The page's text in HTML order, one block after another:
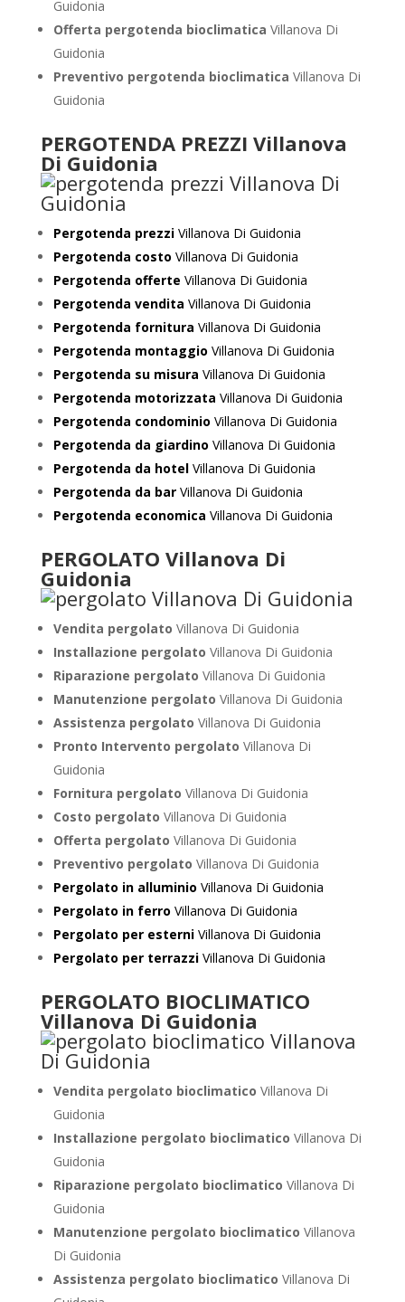
Guidonia
Offerta pergotenda bioclimatica Villanova Di
Guidonia
Preventivo pergotenda bioclimatica Villanova Di
Guidonia
PERGOTENDA PREZZI Villanova
Di Guidonia
Pergotenda prezziVillanova Di Guidonia
Pergotenda costo Villanova Di Guidonia
Pergotenda offerte Villanova Di Guidonia
Pergotenda vendita Villanova Di Guidonia
Pergotenda fornitura Villanova Di Guidonia
Pergotenda montaggio Villanova Di Guidonia
Pergotenda su misura Villanova Di Guidonia
Pergotenda motorizzata Villanova Di Guidonia
Pergotenda condominio Villanova Di Guidonia
Pergotenda da giardino Villanova Di Guidonia
Pergotenda da hotelVillanova Di Guidonia
Pergotenda da barVillanova Di Guidonia
Pergotenda economica Villanova Di Guidonia
PERGOLATO Villanova Di
Guidonia
Vendita pergolato Villanova Di Guidonia
Installazione pergolato Villanova Di Guidonia
Riparazione pergolato Villanova Di Guidonia
Manutenzione pergolato Villanova Di Guidonia
Assistenza pergolato Villanova Di Guidonia
Pronto Intervento pergolato Villanova Di
Guidonia
Fornitura pergolato Villanova Di Guidonia
Costo pergolato Villanova Di Guidonia
Offerta pergolato Villanova Di Guidonia
Preventivo pergolato Villanova Di Guidonia
Pergolato in alluminio Villanova Di Guidonia
Pergolato in ferro Villanova Di Guidonia
Pergolato per esterniVillanova Di Guidonia
Pergolato per terrazziVillanova Di Guidonia
PERGOLATO BIOCLIMATICO
Villanova Di Guidonia
Vendita pergolato bioclimatico Villanova Di
Guidonia
Installazione pergolato bioclimatico Villanova Di
Guidonia
Riparazione pergolato bioclimatico Villanova Di
Guidonia
Manutenzione pergolato bioclimatico Villanova
Di Guidonia
Assistenza pergolato bioclimatico Villanova Di